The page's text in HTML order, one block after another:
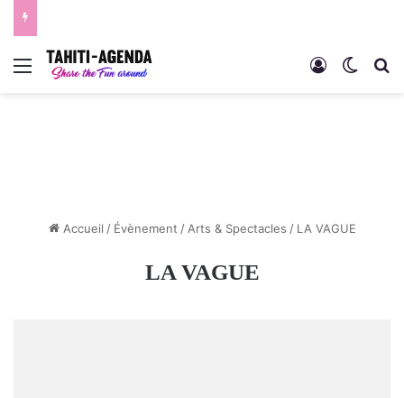
Menu Connexion
Accueil / Évènement / Arts & Spectacles / LA VAGUE
LA VAGUE